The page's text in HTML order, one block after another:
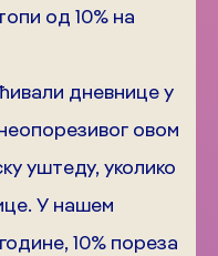
од 10% на
дневнице у
овом
уштеду, уколико
У нашем
10% пореза